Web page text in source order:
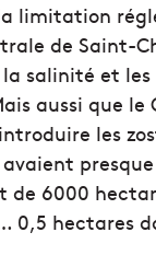
limitation
de Saint-
salinité et
aussi que le
les
de 6000
0,5 hectares